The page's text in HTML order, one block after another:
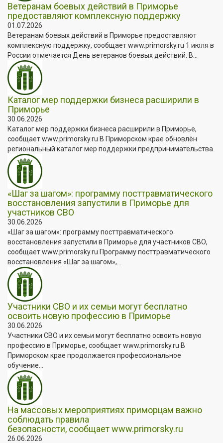
Ветеранам боевых действий в Приморье
предоставляют комплексную поддержку
01.07.2026
Ветеранам боевых действий в Приморье предоставляют
комплексную поддержку, сообщает www.primorsky.ru 1 июля в
России отмечается День ветеранов боевых действий. В...
Каталог мер поддержки бизнеса расширили в
Приморье
30.06.2026
Каталог мер поддержки бизнеса расширили в Приморье,
сообщает www.primorsky.ru В Приморском крае обновлён
региональный каталог мер поддержки предпринимательства.
«Шаг за шагом»: программу посттравматического
восстановления запустили в Приморье для
участников СВО
30.06.2026
«Шаг за шагом»: программу посттравматического
восстановления запустили в Приморье для участников СВО,
сообщает www.primorsky.ru Программу посттравматического
восстановления «Шаг за шагом»,...
Участники СВО и их семьи могут бесплатно
освоить новую профессию в Приморье
30.06.2026
Участники СВО и их семьи могут бесплатно освоить новую
профессию в Приморье, сообщает www.primorsky.ru В
Приморском крае продолжается профессиональное
обучение...
На массовых мероприятиях приморцам важно
соблюдать правила
безопасности, сообщает www.primorsky.ru
26.06.2026